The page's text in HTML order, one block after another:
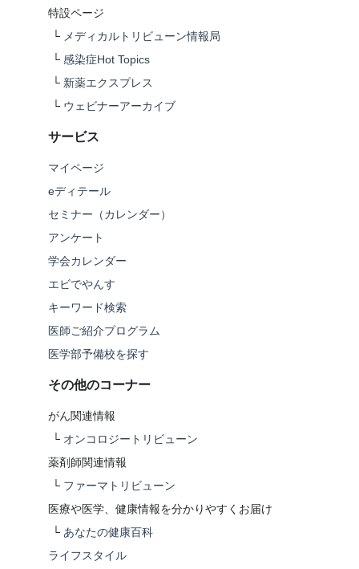
特設ページ
└ メディカルトリビューン情報局
└ 感染症Hot Topics
└ 新薬エクスプレス
└ ウェビナーアーカイブ
サービス
マイページ
eディテール
セミナー（カレンダー）
アンケート
学会カレンダー
エビでやんす
キーワード検索
医師ご紹介プログラム
医学部予備校を探す
その他のコーナー
がん関連情報
└ オンコロジートリビューン
薬剤師関連情報
└ ファーマトリビューン
医療や医学、健康情報を分かりやすくお届け
└ あなたの健康百科
ライフスタイル